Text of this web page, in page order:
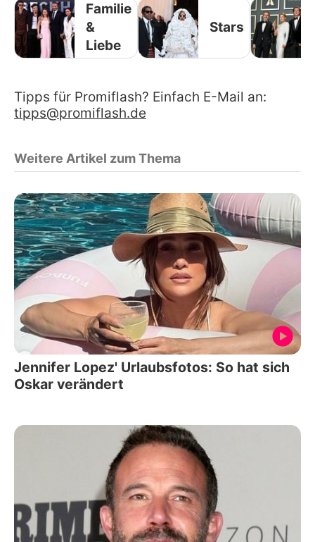
Familie
&
Liebe
Stars
Tipps für Promiflash? Einfach E-Mail an:
tipps@promiflash.de
Weitere Artikel zum Thema
Jennifer Lopez' Urlaubsfotos: So hat sich
Oskar verändert